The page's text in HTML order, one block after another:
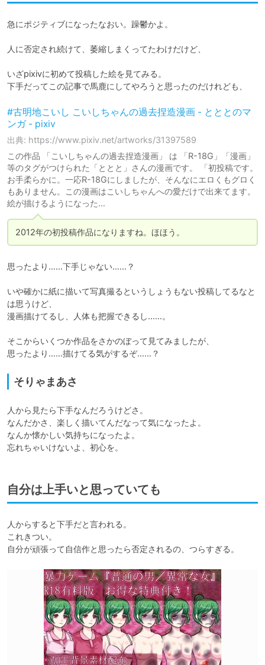
急にポジティブになったなおい。躁鬱かよ。
人に否定され続けて、萎縮しまくってたわけだけど、
いざpixivに初めて投稿した絵を見てみる。
下手だってこの記事で馬鹿にしてやろうと思ったのだけれども、
#古明地こいし こいしちゃんの過去捏造漫画 - とととのマ
ンガ - pixiv
出典: https://www.pixiv.net/artworks/31397589
この作品 「こいしちゃんの過去捏造漫画」 は 「R-18G」「漫画」
等のタグがつけられた「ととと」さんの漫画です。 「初投稿です。
お手柔らかに。一応R-18Gにしましたが、そんなにエロくもグロく
もありません。この漫画はこいしちゃんへの愛だけで出来てます。
絵が描けるようになった…
2012年の初投稿作品になりますね。ほほう。
思ったより……下手じゃない……？
いや確かに紙に描いて写真撮るというしょうもない投稿してるなと
は思うけど、
漫画描けてるし、人体も把握できるし……。
そこからいくつか作品をさかのぼって見てみましたが、
思ったより……描けてる気がするぞ……？
そりゃまあさ
人から見たら下手なんだろうけどさ。
なんだかさ、楽しく描いてんだなって気になったよ。
なんか懐かしい気持ちになったよ。
忘れちゃいけないよ、初心を。
自分は上手いと思っていても
人からすると下手だと言われる。
これきつい。
自分が頑張って自信作と思ったら否定されるの、つらすぎる。